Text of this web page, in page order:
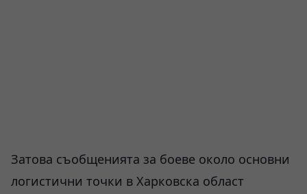
Затова съобщенията за боеве около основни
логистични точки в Харковска област